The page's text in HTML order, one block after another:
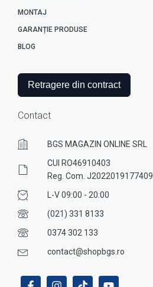
MONTAJ
GARANȚIE PRODUSE
BLOG
Retragere din contract
Contact
BGS MAGAZIN ONLINE SRL
CUI RO46910403
Reg. Com. J2022019177409
L-V 09:00 - 20:00
(021) 331 8133
0374 302 133
contact@shopbgs.ro